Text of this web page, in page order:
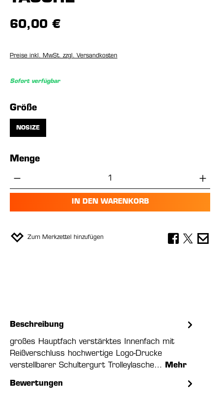
60,00 €
Preise inkl. MwSt. zzgl. Versandkosten
Sofort verfügbar
Größeauswählen
NOSIZE
Menge
Produkt Anzahl: Gib den gewünschten
IN DEN WARENKORB
Zum Merkzettel hinzufügen
Beschreibung
großes Hauptfach verstärktes Innenfach mit
Reißverschluss hochwertige Logo-Drucke
verstellbarer Schultergurt Trolleylasche…
Mehr
Bewertungen